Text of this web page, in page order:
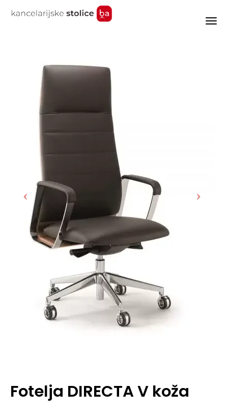
Fotelja DIRECTA V koža